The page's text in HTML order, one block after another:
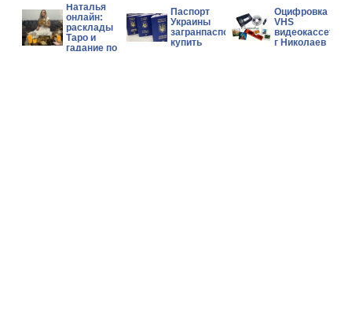
Наталья
онлайн:
расклады
Таро и
гадание по
Паспорт
Украины
загранпаспорт
купить
Оцифровка
VHS
видеокассет
г Николаев